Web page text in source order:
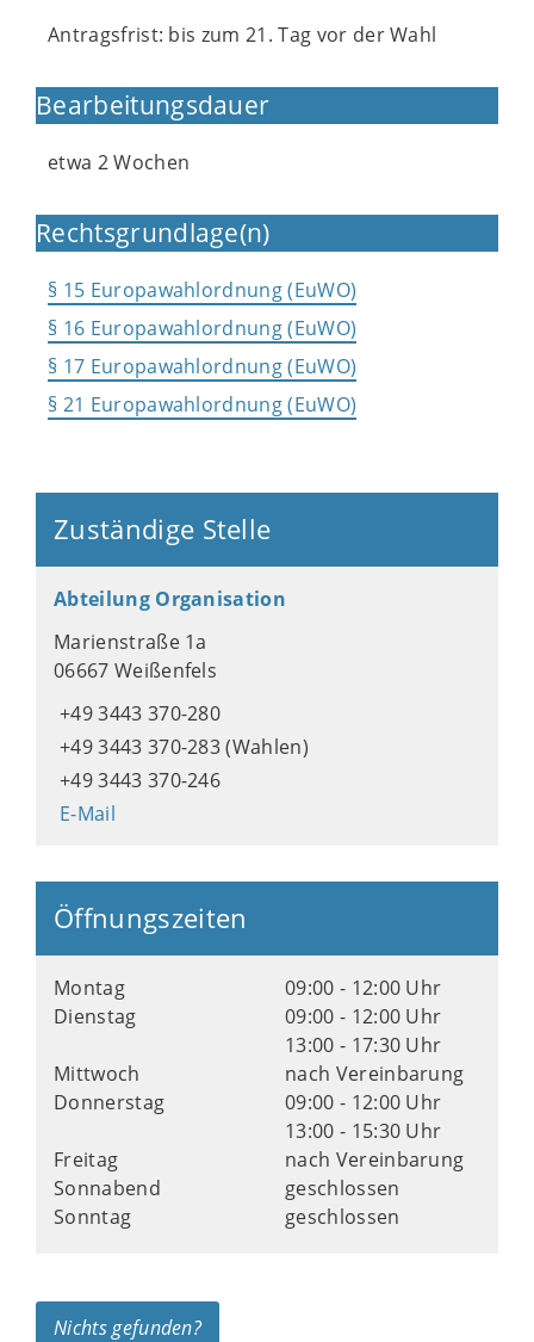
Antragsfrist: bis zum 21. Tag vor der Wahl
Bearbeitungsdauer
etwa 2 Wochen
Rechtsgrundlage(n)
§ 15 Europawahlordnung (EuWO)
§ 16 Europawahlordnung (EuWO)
§ 17 Europawahlordnung (EuWO)
§ 21 Europawahlordnung (EuWO)
Zuständige Stelle
Abteilung Organisation
Marienstraße 1a
06667 Weißenfels
+49 3443 370-280
+49 3443 370-283 (Wahlen)
+49 3443 370-246
E-Mail
Öffnungszeiten
Montag
09:00 - 12:00 Uhr
Dienstag
09:00 - 12:00 Uhr
13:00 - 17:30 Uhr
Mittwoch
nach Vereinbarung
Donnerstag
09:00 - 12:00 Uhr
13:00 - 15:30 Uhr
Freitag
nach Vereinbarung
Sonnabend
geschlossen
Sonntag
geschlossen
Nichts gefunden?